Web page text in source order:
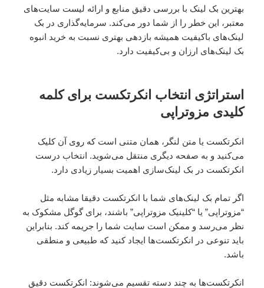
بهترین بک لینک با بررسی دقیق منابع و ارائه لیست سایت‌های
معتبر، این خطر را از شما دور می‌کند. سرمایه‌گذاری در بک
لینک‌های باکیفیت همیشه بازدهی بهتری نسبت به خرید انبوه
بک لینک‌های ارزان و بی‌کیفیت دارد.
استراتژی انتخاب انکرتکست برای کلمه
کلیدی مزوتراپی
انکرتکست یا متن لنگر، همان متنی است که روی آن کلیک
می‌کنید و به صفحه دیگری منتقل می‌شوید. انتخاب درست
انکرتکست در بک لینک‌سازی اهمیت بسیار زیادی دارد.
اگر تمام بک لینک‌های شما با انکرتکست دقیقا مشابه مثل
“مزوتراپی” یا “کلینیک مزوتراپی” باشند، برای گوگل مشکوک به
نظر می‌رسد و ممکن است سایت شما را جریمه کند. بنابراین
باید تنوعی در انکرتکست‌ها ایجاد کنید که طبیعی و منطقی
باشد.
انکرتکست‌ها به چند دسته تقسیم می‌شوند: انکرتکست دقیق